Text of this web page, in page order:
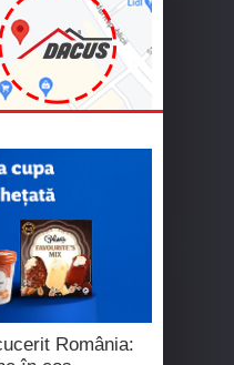
România: